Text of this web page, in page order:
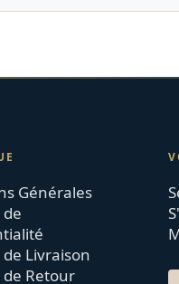
Générales
Livraison
Retour